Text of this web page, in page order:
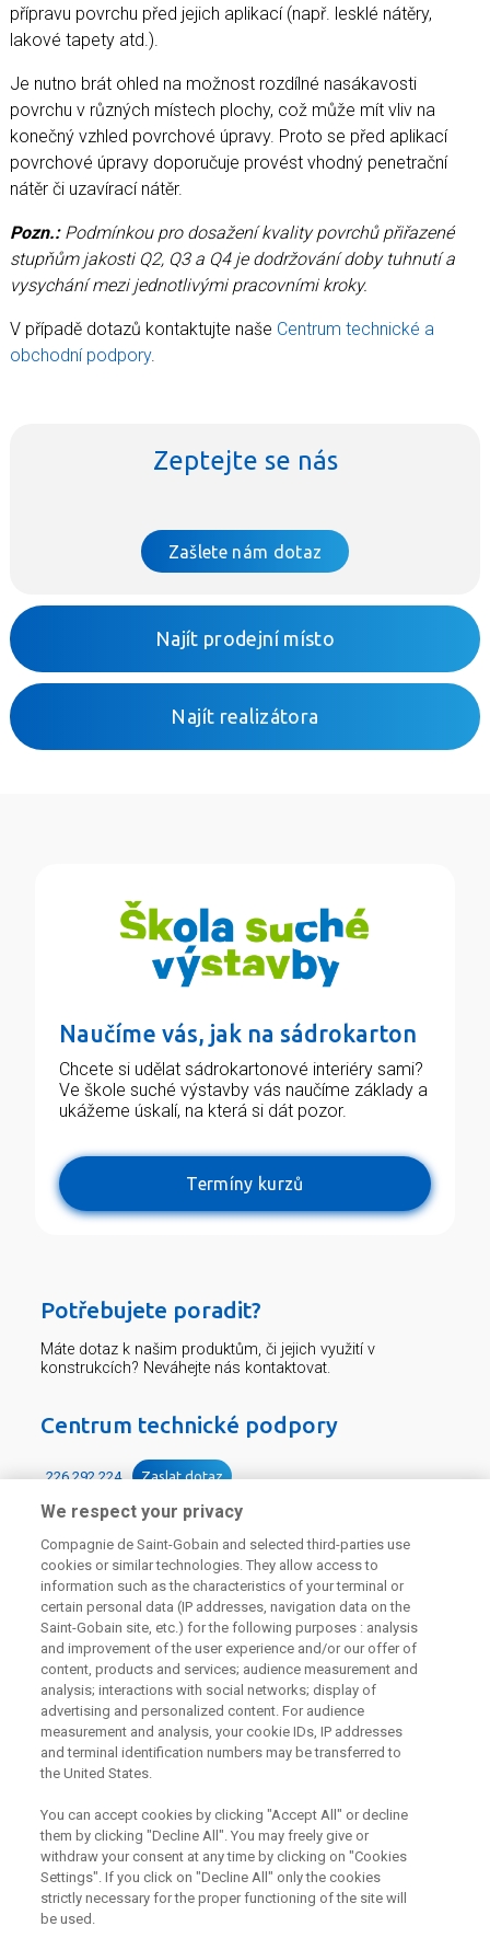
přípravu povrchu před jejich aplikací (např. lesklé nátěry,
lakové tapety atd.).
Je nutno brát ohled na možnost rozdílné nasákavosti
povrchu v různých místech plochy, což může mít vliv na
konečný vzhled povrchové úpravy. Proto se před aplikací
povrchové úpravy doporučuje provést vhodný penetrační
nátěr či uzavírací nátěr.
Pozn.:Podmínkou pro dosažení kvality povrchů přiřazené
stupňům jakosti Q2, Q3 a Q4 je dodržování doby tuhnutí a
vysychání mezi jednotlivými pracovními kroky.
V případě dotazů kontaktujte naše Centrum technické a
obchodní podpory.
Zeptejte se nás
Zašlete nám dotaz
Najít prodejní místo
Najít realizátora
Naučíme vás, jak na sádrokarton
Chcete si udělat sádrokartonové interiéry sami?
Ve škole suché výstavby vás naučíme základy a
ukážeme úskalí, na která si dát pozor.
Termíny kurzů
Potřebujete poradit?
Máte dotaz k našim produktům, či jejich využití v
konstrukcích? Neváhejte nás kontaktovat.
Centrum technické podpory
226 292 224 Zaslat dotaz
Odebírejte náš newsletter
Užitečné odkazy
Právní Podmínky
Souhlas se zpracováním osobních údajů a cookies
účelům
Saint-Gobain Construction Products
CZ a.s., IČ:25029673, se sídlem
We respect your privacy
Compagnie de Saint-Gobain and selected third-parties use
cookies or similar technologies. They allow access to
information such as the characteristics of your terminal or
certain personal data (IP addresses, navigation data on the
Saint-Gobain site, etc.) for the following purposes : analysis
and improvement of the user experience and/or our offer of
content, products and services; audience measurement and
analysis; interactions with social networks; display of
advertising and personalized content. For audience
measurement and analysis, your cookie IDs, IP addresses
and terminal identification numbers may be transferred to
the United States.
You can accept cookies by clicking "Accept All" or decline
them by clicking "Decline All". You may freely give or
withdraw your consent at any time by clicking on "Cookies
Settings". If you click on "Decline All" only the cookies
strictly necessary for the proper functioning of the site will
be used.